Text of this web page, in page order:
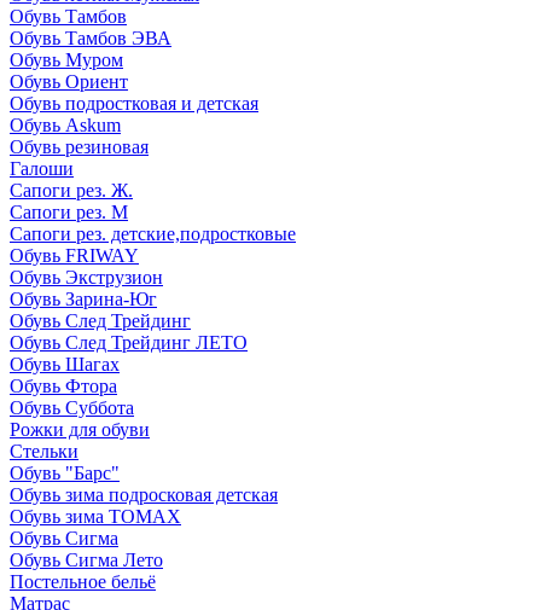
Обувь Тамбов
Обувь Тамбов ЭВА
Обувь Муром
Обувь Ориент
Обувь подростковая и детская
Обувь Askum
Обувь резиновая
Галоши
Сапоги рез. Ж.
Сапоги рез. М
Сапоги рез. детские,подростковые
Обувь FRIWAY
Обувь Экструзион
Обувь Зарина-Юг
Обувь След Трейдинг
Обувь След Трейдинг ЛЕТО
Обувь Шагах
Обувь Фтора
Обувь Суббота
Рожки для обуви
Стельки
Обувь "Барс"
Обувь зима подросковая детская
Обувь зима ТОМАХ
Обувь Сигма
Обувь Сигма Лето
Постельное бельё
Матрас